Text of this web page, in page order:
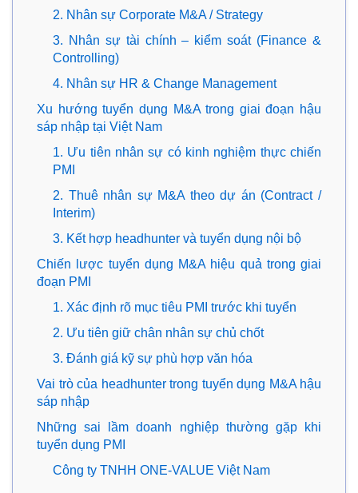
2. Nhân sự Corporate M&A / Strategy
3. Nhân sự tài chính – kiểm soát (Finance &
Controlling)
4. Nhân sự HR & Change Management
Xu hướng tuyển dụng M&A trong giai đoạn hậu
sáp nhập tại Việt Nam
1. Ưu tiên nhân sự có kinh nghiệm thực chiến
PMI
2. Thuê nhân sự M&A theo dự án (Contract /
Interim)
3. Kết hợp headhunter và tuyển dụng nội bộ
Chiến lược tuyển dụng M&A hiệu quả trong giai
đoạn PMI
1. Xác định rõ mục tiêu PMI trước khi tuyển
2. Ưu tiên giữ chân nhân sự chủ chốt
3. Đánh giá kỹ sự phù hợp văn hóa
Vai trò của headhunter trong tuyển dụng M&A hậu
sáp nhập
Những sai lầm doanh nghiệp thường gặp khi
tuyển dụng PMI
Công ty TNHH ONE-VALUE Việt Nam